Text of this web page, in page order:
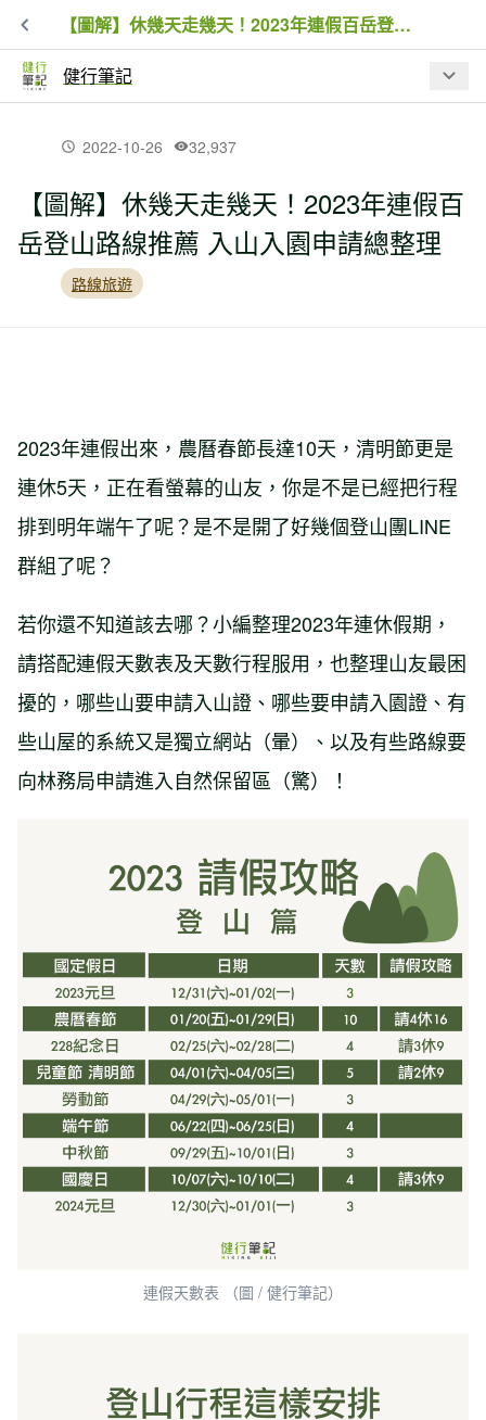
【圖解】休幾天走幾天！2023年連假百岳登山路線推薦 入山入園申請總整理
健行筆記
最新文章
【入園資訊】因應巴威颱風來襲，林業
保育署預警性休園、暫停開放資訊
屬限定商品同步開賣
2022-10-26 32,937
【圖解】休幾天走幾天！2023年連假百
岳登山路線推薦 入山入園申請總整理
路線旅遊
2023年連假出來，農曆春節長達10天，清明節更是
連休5天，正在看螢幕的山友，你是不是已經把行程
排到明年端午了呢？是不是開了好幾個登山團LINE
群組了呢？
若你還不知道該去哪？小編整理2023年連休假期，
請搭配連假天數表及天數行程服用，也整理山友最困
擾的，哪些山要申請入山證、哪些要申請入園證、有
些山屋的系統又是獨立網站（暈）、以及有些路線要
向林務局申請進入自然保留區（驚）！
連假天數表 （圖 / 健行筆記）